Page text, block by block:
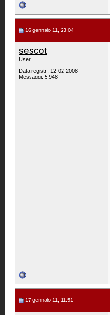
16 gennaio 11, 23:04
sescot
User
Data registr.: 12-02-2008
Messaggi: 5.948
17 gennaio 11, 11:51